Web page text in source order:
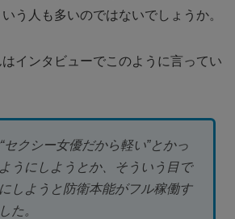
う人も多いのではないでしょうか。
インタビューでこのように言ってい
セクシー女優だから軽い”とかっ
うにしようとか、そういう目で
しようと防衛本能がフル稼働す
た。